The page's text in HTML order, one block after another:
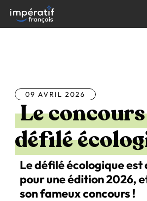
contenu
09 AVRIL 2026
Le
défilé
Le défilé écologique est
pour une édition 2026,
son fameux concours !